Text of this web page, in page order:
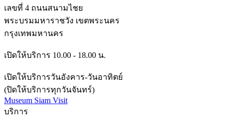
เลขที่ 4 ถนนสนามไชย
พระบรมมหาราชวัง เขตพระนคร
กรุงเทพมหานคร
เปิดให้บริการ 10.00 - 18.00 น.
เปิดให้บริการวันอังคาร-วันอาทิตย์
(ปิดให้บริการทุกวันจันทร์)
Museum Siam Visit
บริการ